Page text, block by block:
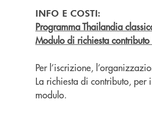
INFO E COSTI:
Programma Thailandia
Modulo di richiesta contributo
Per l’iscrizione,
La richiesta di contributo, per
modulo.